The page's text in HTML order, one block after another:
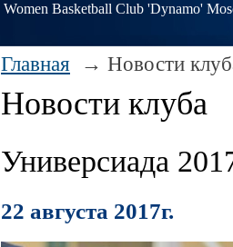
Women Basketball Club 'Dynamo'
Главная Новости
Новости клуба
Универсиада
22 августа 2017г.